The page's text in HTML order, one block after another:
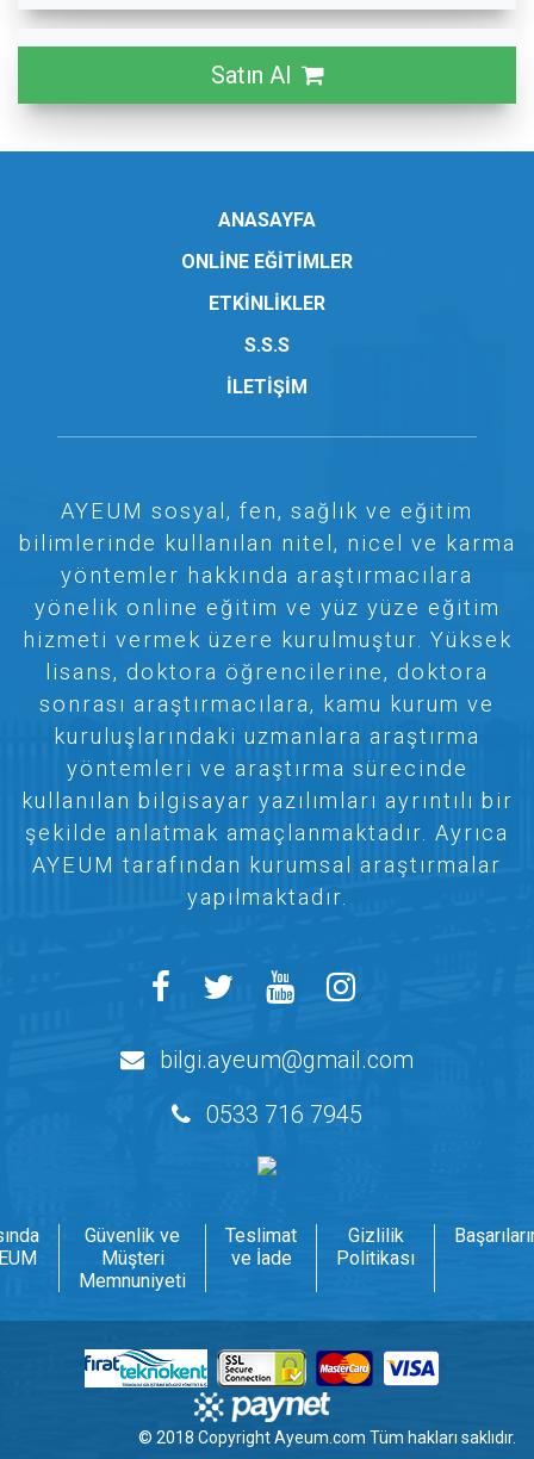
Satın Al
ANASAYFA
ONLİNE EĞİTİMLER
ETKİNLİKLER
S.S.S
İLETİŞİM
AYEUM sosyal, fen, sağlık ve eğitim
bilimlerinde kullanılan nitel, nicel ve karma
yöntemler hakkında araştırmacılara
yönelik online eğitim ve yüz yüze eğitim
hizmeti vermek üzere kurulmuştur. Yüksek
lisans, doktora öğrencilerine, doktora
sonrası araştırmacılara, kamu kurum ve
kuruluşlarındaki uzmanlara araştırma
yöntemleri ve araştırma sürecinde
kullanılan bilgisayar yazılımları ayrıntılı bir
şekilde anlatmak amaçlanmaktadır. Ayrıca
AYEUM tarafından kurumsal araştırmalar
yapılmaktadır.
bilgi.ayeum@gmail.com
0533 716 7945
Güvenlik ve
Müşteri
Memnuniyeti
Teslimat
ve İade
Gizlilik
Politikası
© 2018 CopyrightAyeum.com Tüm hakları saklıdır.